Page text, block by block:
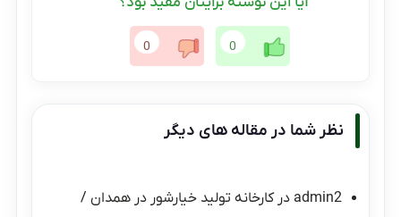
0
0
نظر شما در مقاله های دیگر
admin2 درکارخانه تولید خیارشور در همدان /